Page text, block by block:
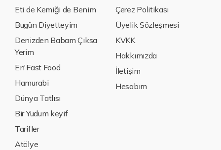
Eti de Kemiği de Benim
Bugün Diyetteyim
Denizden Babam Çıksa
Yerim
En'Fast Food
Hamurabi
Dünya Tatlısı
Bir Yudum keyif
Tarifler
Atölye
Çerez Politikası
Üyelik Sözleşmesi
KVKK
Hakkımızda
İletişim
Hesabım